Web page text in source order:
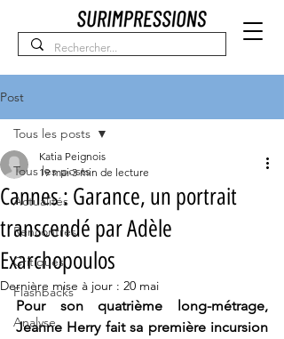
Post
Tous les posts
Actualités
Rencontres
Critiques
Flashbacks
Analyse
Tous les posts
Cannes : Garance, un portrait
transcendé par Adèle
Exarchopoulos
Katia Peignois
19 mai 3 min de lecture
Dernière mise à jour : 20 mai
Pour son quatrième long-métrage,
Jeanne Herry fait sa première incursion